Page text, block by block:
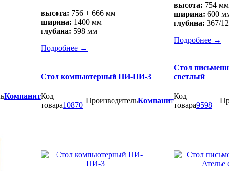
высота: 756 + 666 мм
ширина: 1400 мм
глубина: 598 мм
Подробнее →
высота: 754 мм
ширина: 600
глубина: 367/
Подробнее →
Компанит
Стол компьютерный ПИ-ПИ-3
Код
товара10870
ПроизводительКомпанит
Стол
светлый
Код
товара9598